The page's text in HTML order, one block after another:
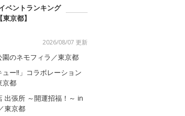
ベントランキング
【東京都】
2026/08/07 更新
園のネモフィラ／東京都
ー!!」コラボレーション
京都
出張所 ～開運招福！～ in
東京都